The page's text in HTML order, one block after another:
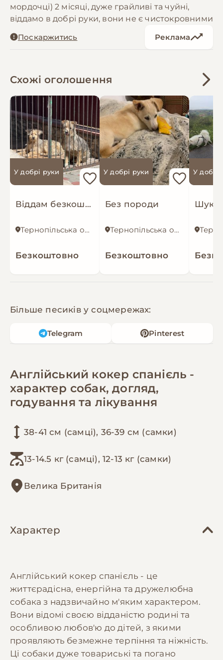
мордочці) 2 місяці, дуже грайливі та чуйні,
віддамо в добрі руки, вони не є чистокровними
Поскаржитись
Реклама
Схожі оголошення
У добрі руки
Віддам безкоштовно
Тернопільська область
Безкоштовно
У добрі руки
Без породи
Тернопільська область
Безкоштовно
У добрі
Більше песиків у соцмережах:
Telegram Pinterest
Англійський кокер спанієль -
характер собак, догляд,
годування та лікування
38-41 см (самці), 36-39 см (самки)
13-14.5 кг (самці), 12-13 кг (самки)
Велика Британія
Характер
Англійський кокер спанієль - це
життєрадісна, енергійна та дружелюбна
собака з надзвичайно м'яким характером.
Вони відомі своєю відданістю родині та
особливою любов'ю до дітей, з якими
проявляють безмежне терпіння та ніжність.
Ці собаки дуже товариські та погано